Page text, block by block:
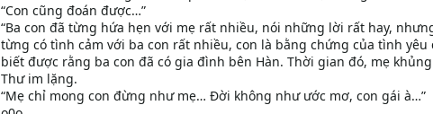
“Con cũng đoán được…”
“Ba con đã từng hứa hẹn với mẹ rất nhiều, nói những lời rất hay,
từng có tình cảm với ba con rất nhiều, con là bằng chứng của tình
biết được rằng ba con đã có gia đình bên Hàn. Thời gian đó, mẹ
Thư im lặng.
“Mẹ chỉ mong con đừng như mẹ… Đời không như ước mơ, con gái à…”